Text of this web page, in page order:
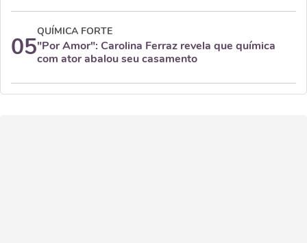
05
QUÍMICA FORTE
"Por Amor": Carolina Ferraz revela que química
com ator abalou seu casamento